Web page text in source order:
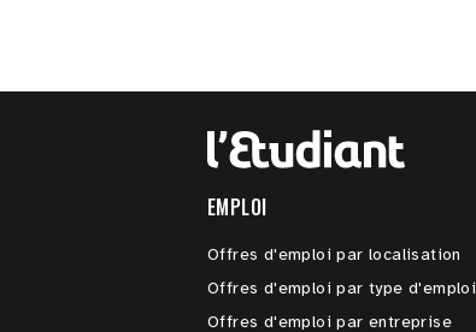
EMPLOI
Offres d'emploi par localisation
Offres d'emploi par type d'emploi
Offres d'emploi par entreprise